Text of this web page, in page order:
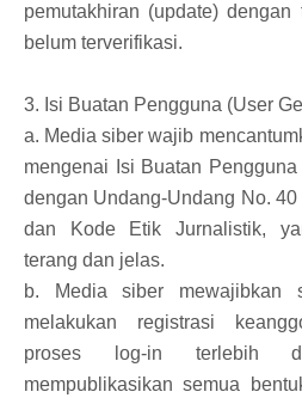
pemutakhiran (update)
belum terverifikasi.
3. Isi Buatan Pengguna (User
a. Media siber wajib
mengenai Isi Buatan
dengan Undang-Undang No.
dan Kode Etik Jurnalistik,
terang dan jelas.
b. Media siber mewajibkan
melakukan registrasi
proses log-in terlebih
mempublikasikan semua